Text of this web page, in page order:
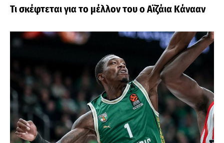
Τι σκέφτεται για το μέλλον του ο Αϊζάια Κάνααν